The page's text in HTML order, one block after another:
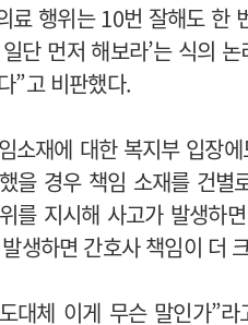
료 행위는 10번 잘해도 한
단 먼저 해보라’는 식의
”고 비판했다.
소재에 대한 복지부 입장
을 경우 책임 소재를 건별
를 지시해 사고가 발생하
생하면 간호사 책임이 더
대체 이게 무슨 말인가”